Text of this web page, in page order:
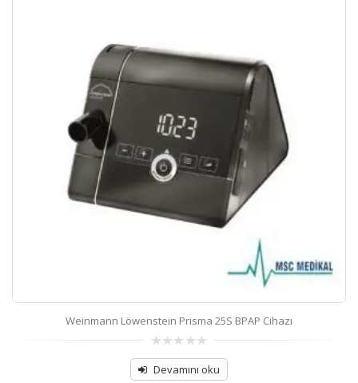
Weinmann Löwenstein Prisma 25S BPAP Cihazı
out
of
Devamını oku